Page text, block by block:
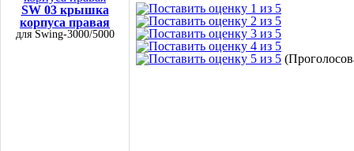
SW 03 крышка
корпуса правая
для Swing-3000/5000